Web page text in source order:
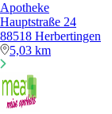
Apotheke
Hauptstraße 24
88518 Herbertingen
5,03 km